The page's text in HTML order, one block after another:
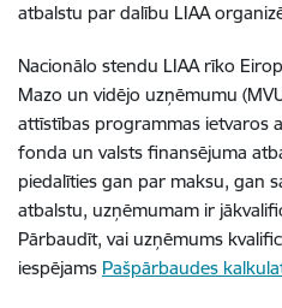
atbalstu par dalību LIAA
Nacionālo stendu LIAA rīko
Mazo un vidējo uzņēmumu
attīstības programmas ietvaros
fonda un valsts finansējuma
piedalīties gan par maksu, gan
atbalstu, uzņēmumam ir
Pārbaudīt, vai uzņēmums
iespējams Pašpārbaudes